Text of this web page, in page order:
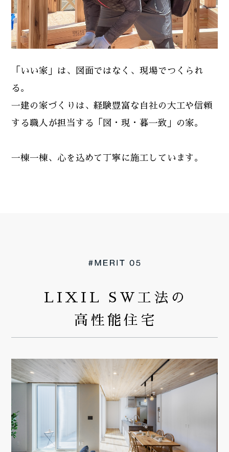
「いい家」は、図面ではなく、現場でつくられ
る。
一建の家づくりは、経験豊富な自社の大工や信頼
する職人が担当する「図・現・暮一致」の家。
一棟一棟、心を込めて丁寧に施工しています。
LIXIL SW工法の
高性能住宅